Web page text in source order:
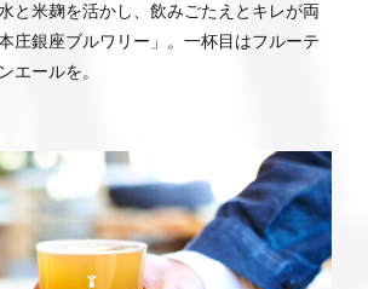
と米麹を活かし、飲みごたえとキレが両
庄銀座ブルワリー」。一杯目はフルーテ
エールを。